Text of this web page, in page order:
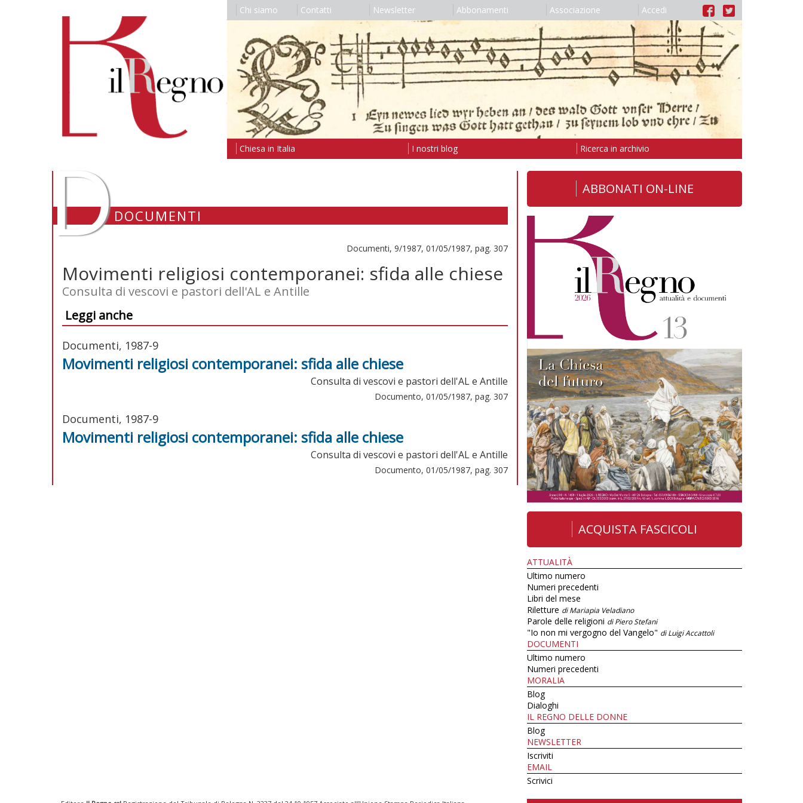
Chi siamo Contatti Newsletter Abbonamenti Associazione Accedi
Chiesa in Italia I nostri blog Ricerca in archivio
DDOCUMENTI
Documenti, 9/1987, 01/05/1987, pag. 307
Movimenti religiosi contemporanei: sfida alle chiese
Consulta di vescovi e pastori dell'AL e Antille
Leggi anche
Documenti, 1987-9
Movimenti religiosi contemporanei: sfida alle chiese
Consulta di vescovi e pastori dell'AL e Antille
Documento, 01/05/1987, pag. 307
Documenti, 1987-9
Movimenti religiosi contemporanei: sfida alle chiese
Consulta di vescovi e pastori dell'AL e Antille
Documento, 01/05/1987, pag. 307
ABBONATI ON-LINE
ACQUISTA FASCICOLI
ATTUALITÀ
Ultimo numero
Numeri precedenti
Libri del mese
Riletture di Mariapia Veladiano
Parole delle religioni di Piero Stefani
"Io non mi vergogno del Vangelo" di Luigi Accattoli
DOCUMENTI
Ultimo numero
Numeri precedenti
MORALIA
Blog
Dialoghi
IL REGNO DELLE DONNE
Blog
NEWSLETTER
Iscriviti
EMAIL
Scrivici